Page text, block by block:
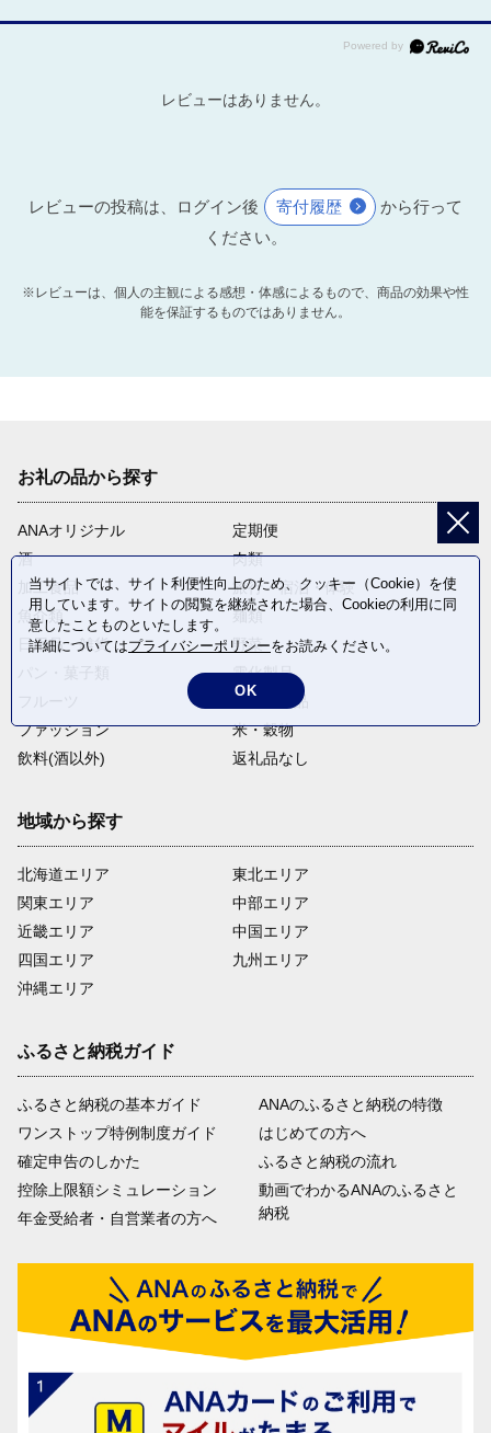
レビューはありません。
レビューの投稿は、ログイン後 寄付履歴
から行って
ください。
※レビューは、個人の主観による感想・体感によるもので、商品の効果や性
能を保証するものではありません。
お礼の品から探す
ANAオリジナル
定期便
酒
肉類
加工食品
旅行・宿泊・体験
魚介類
麺類
日用品・雑貨
野菜
電化製品
卵・乳製品
ファッション
米・穀物
飲料(酒以外)
返礼品なし
地域から探す
北海道エリア
関東エリア
近畿エリア
四国エリア
沖縄エリア
東北エリア
中部エリア
中国エリア
九州エリア
ふるさと納税ガイド
ふるさと納税の基本ガイド
ワンストップ特例制度ガイド
確定申告のしかた
控除上限額シミュレーション
年金受給者・自営業者の方へ
ANAのふるさと納税の特徴
はじめての方へ
ふるさと納税の流れ
動画でわかるANAのふるさと
納税
当サイトでは、サイト利便性向上のため、クッキー（Cookie）を使
用しています。サイトの閲覧を継続された場合、Cookieの利用に同
意したことものといたします。
詳細についてはプライバシーポリシーをお読みください。
OK